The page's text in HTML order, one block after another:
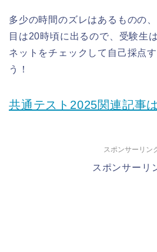
多少の時間のズレはあるものの
目は20時頃に出るので、受験生
ネットをチェックして自己採点
う！
共通テスト2025関連記事
スポンサーリン
スポンサーリ